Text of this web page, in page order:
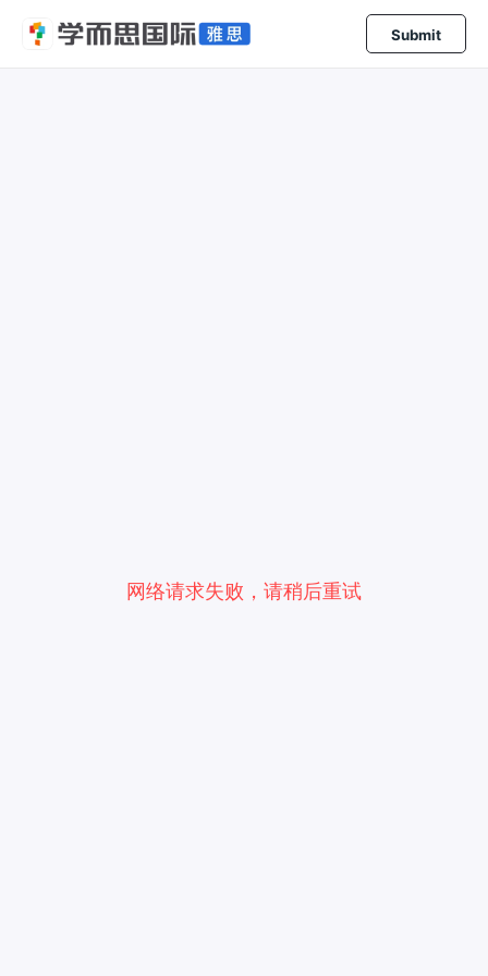
Submit
网络请求失败，请稍后重试